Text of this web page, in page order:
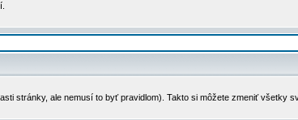
stránky, ale nemusí to byť pravidlom). Takto si môžete zmeniť všetky